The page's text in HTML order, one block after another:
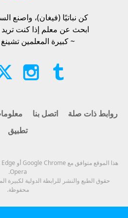
بين المعلمة والتلاميذ 2026-08-06
Spanish court upholds rights of
vegan meat producer in legal
أخبار جديرة بالاهتمام 2026-08-06 417 الآراء
أخبار جديرة بالاهتمام 2026-08-05 8162
كن نباتيًا (فيغان)، واصنع
ابحث عن معلم إذا كنت تريد
~ كبيرة المعلمين
اتصل بنا
روابط ذات صلة
تطبيق
Opera.
حقوق الطبع والنشر للرابطة الدولية لكبيرة
محفوظة.